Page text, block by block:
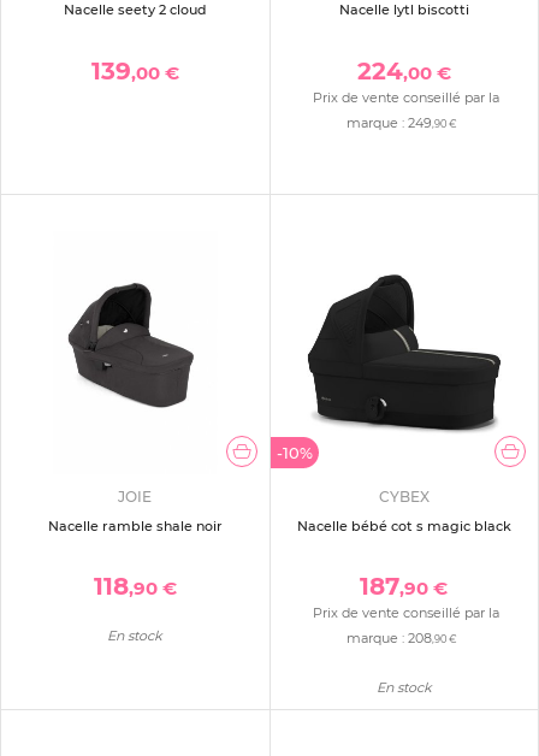
Nacelle seety 2 cloud
139,00 €
Nacelle lytl biscotti
224,00 €
Prix de vente conseillé par la
marque : 249 ,90 €
JOIE
Nacelle ramble shale noir
118,90 €
En stock
-10%
CYBEX
Nacelle bébé cot s magic black
187,90 €
Prix de vente conseillé par la
marque : 208,90 €
En stock